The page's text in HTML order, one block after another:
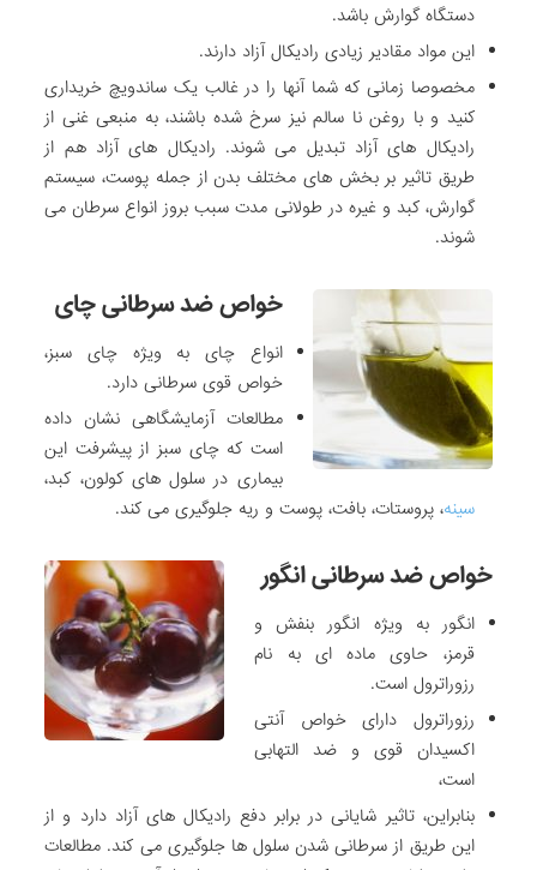
دستگاه گوارش باشد.
این مواد مقادیر زیادی رادیکال آزاد دارند.
مخصوصا زمانی که شما آنها را در غالب یک ساندویچ خریداری
کنید و با روغن نا سالم نیز سرخ شده باشند، به منبعی غنی از
رادیکال های آزاد تبدیل می شوند. رادیکال های آزاد هم از
طریق تاثیر بر بخش های مختلف بدن از جمله پوست، سیستم
گوارش، کبد و غیره در طولانی مدت سبب بروز انواع سرطان می
شوند.
خواص ضد سرطانی چای
انواع چای به ویژه چای سبز،
خواص قوی سرطانی دارد.
مطالعات آزمایشگاهی نشان داده
است که چای سبز از پیشرفت این
بیماری در سلول های کولون، کبد،
سینه، پروستات، بافت، پوست و ریه جلوگیری می کند.
خواص ضد سرطانی انگور
انگور به ویژه انگور بنفش و
قرمز، حاوی ماده ای به نام
رزوراترول است.
رزوراترول دارای خواص آنتی
اکسیدان قوی و ضد التهابی
است،
بنابراین، تاثیر شایانی در برابر دفع رادیکال های آزاد دارد و از
این طریق از سرطانی شدن سلول ها جلوگیری می کند. مطالعات